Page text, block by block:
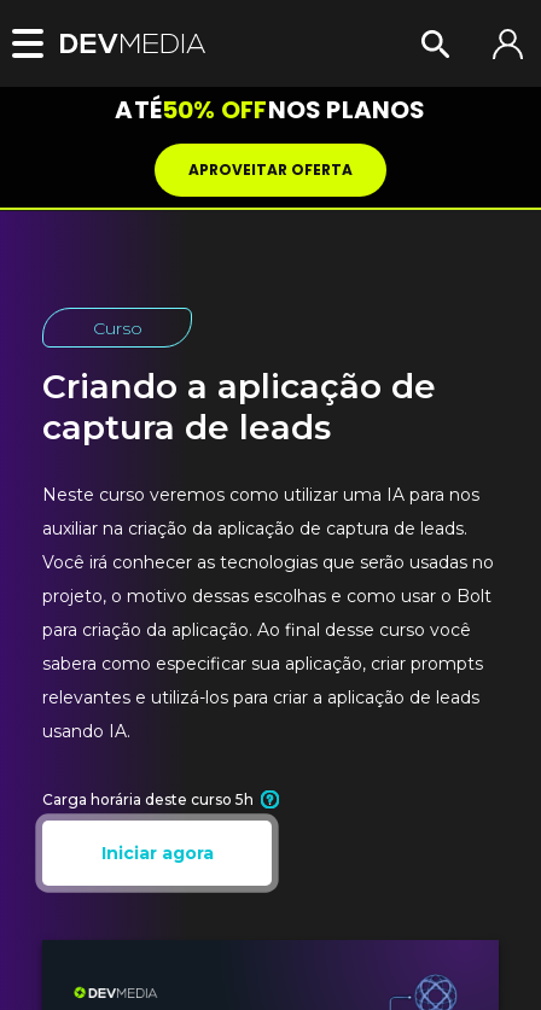
ATÉ50% OFFNOS PLANOS
APROVEITAR OFERTA
Curso
Criando a aplicação de
captura de leads
Neste curso veremos como utilizar uma IA para nos
auxiliar na criação da aplicação de captura de leads.
Você irá conhecer as tecnologias que serão usadas no
projeto, o motivo dessas escolhas e como usar o Bolt
para criação da aplicação. Ao final desse curso você
sabera como especificar sua aplicação, criar prompts
relevantes e utilizá-los para criar a aplicação de leads
usando IA.
Iniciar agora
Carga horária deste curso 5h